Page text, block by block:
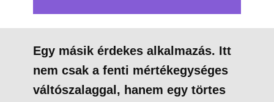
Egy másik érdekes alkalmazás. Itt
nem csak a fenti mértékegységes
váltószalaggal, hanem egy törtes